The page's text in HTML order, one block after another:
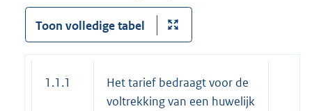
Toon volledige tabel
1.1.1
Het tarief bedraagt voor de
voltrekking van een huwelijk